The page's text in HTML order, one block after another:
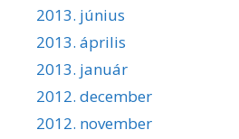
2013. június
2013. április
2013. január
2012. december
2012. november